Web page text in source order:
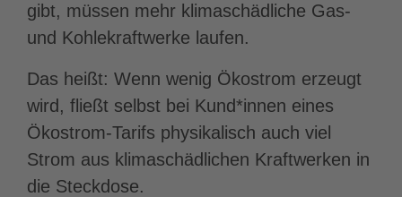
gibt, müssen mehr klimaschädliche Gas-
und Kohlekraftwerke laufen.
Das heißt: Wenn wenig Ökostrom erzeugt
wird, fließt selbst bei Kund*innen eines
Ökostrom-Tarifs physikalisch auch viel
Strom aus klimaschädlichen Kraftwerken in
die Steckdose.